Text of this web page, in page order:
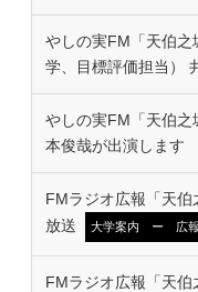
やしの実FM「天伯之
学、目標評価担当）
やしの実FM「天伯之
本俊哉が出演します
FMラジオ広報「天
放送
大学案内 ー 広報
FMラジオ広報「天